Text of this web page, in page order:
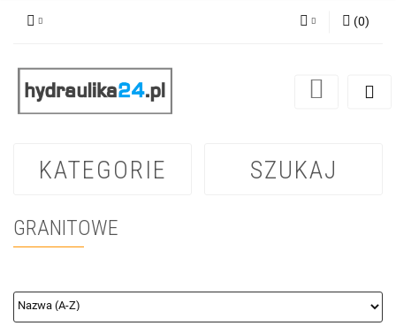
Zarejestruj się
(0)
KATEGORIE SZUKAJ
GRANITOWE